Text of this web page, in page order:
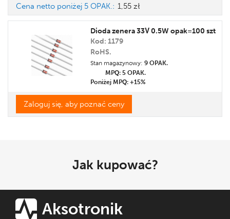
Cena netto poniżej 5 OPAK.: 1,55 zł
Dioda zenera 33V 0.5W opak=100 szt
Kod: 1179
RoHS.
Stan magazynowy: 9 OPAK.
MPQ: 5 OPAK.
Poniżej MPQ: +15%
Zaloguj się, aby poznać ceny
Jak kupować?
Aksotronik